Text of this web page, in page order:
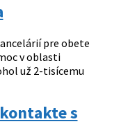
pre obete
v oblasti
už 2-tisícemu
s